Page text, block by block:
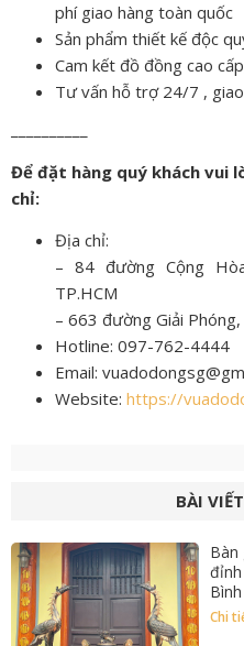
phí giao hàng toàn quốc
Sản phẩm thiết kế độc
Cam kết đồ đồng cao
Tư vấn hỗ trợ 24/7 ,
Để đặt hàng quý khách vui
chỉ:
Địa chỉ:
– 84 đường Cộng
TP.HCM
– 663 đường Giải
Hotline: 097-762-4444
Email:
Website: https://
BÀI
Bàn
Bình
Chi